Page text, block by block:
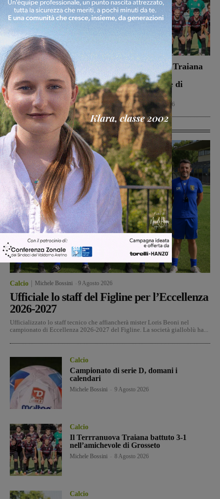
Dal treno all’ospedale, la
vita in “Frammenti”: il
primo libro del
valdarnese Luca Livi
Cultura 9 Agosto 2026
Il Terrranuova Traiana
battuto 3-1
nell’amichevole di
Grosseto
Calcio 8 Agosto 2026
Ultime Calcio
Calcio Michele Bossini 9 Agosto 2026
Ufficiale lo staff del Figline per l’Eccellenza
2026-2027
Ufficializzato lo staff tecnico che affiancherà mister Loris Beoni nel
campionato di Eccellenza 2026-2027 del Figline. La società gialloblù ha...
Calcio
Campionato di serie D, domani i
calendari
Michele Bossini 9 Agosto 2026
Calcio
Il Terrranuova Traiana battuto 3-1
nell’amichevole di Grosseto
Michele Bossini 8 Agosto 2026
Calcio